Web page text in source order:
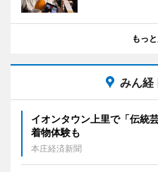
もっ
みん経
イオンタウン上里で「伝統
着物体験も
本庄経済新聞